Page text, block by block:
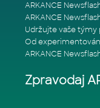
ARKANCE
ARKANCE
ARKANCE
Zpravodaj